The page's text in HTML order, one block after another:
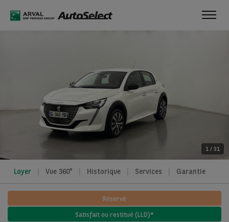
1 / 31
Loyer Vue 360° Historique Services Garantie
Réservé
Satisfait ou restitué (LLD)*